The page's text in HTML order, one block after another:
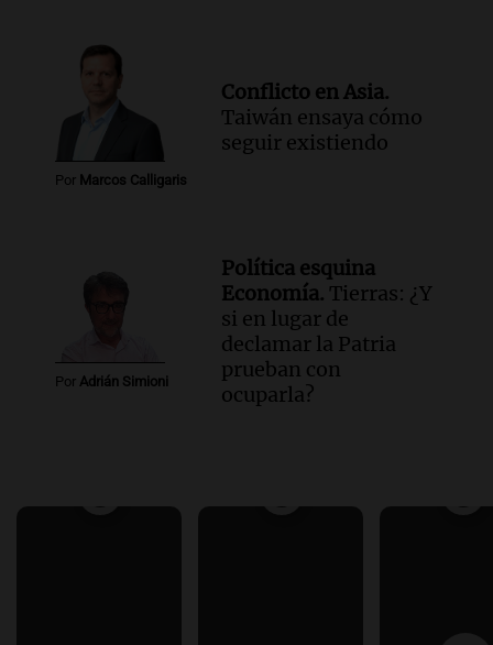
Por Marcos Calligaris
Conflicto en Asia.
Taiwán ensaya cómo
seguir existiendo
Por Adrián Simioni
Política esquina
Economía. Tierras: ¿Y
si en lugar de
declamar la Patria
prueban con
ocuparla?